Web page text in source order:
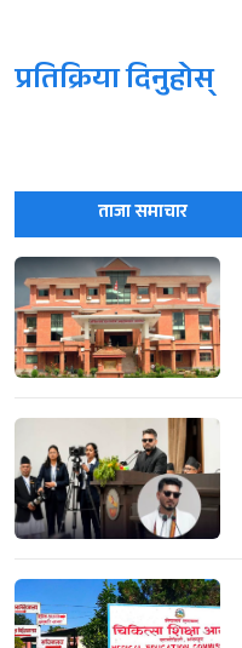
प्रतिक्रिया दिनुहोस्
ताजा समाचार